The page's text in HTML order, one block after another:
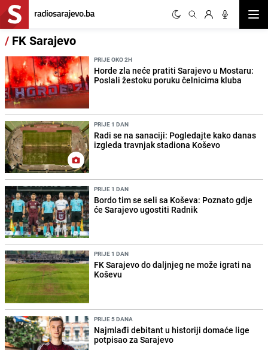
/ FK Sarajevo
PRIJE OKO 2H
Horde zla neće pratiti Sarajevo u Mostaru:
Poslali žestoku poruku čelnicima kluba
PRIJE 1 DAN
Radi se na sanaciji: Pogledajte kako danas
izgleda travnjak stadiona Koševo
PRIJE 1 DAN
Bordo tim se seli sa Koševa: Poznato gdje
će Sarajevo ugostiti Radnik
PRIJE 1 DAN
FK Sarajevo do daljnjeg ne može igrati na
Koševu
PRIJE 5 DANA
Najmlađi debitant u historiji domaće lige
potpisao za Sarajevo